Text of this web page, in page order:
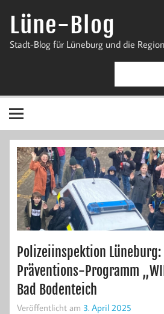
InhaltLüne-Blog
Stadt-Blog für Lüneburg und die Region
Polizeiinspektion
Präventions-Programm
Bad Bodenteich
Veröffentlicht am 3. April 2025